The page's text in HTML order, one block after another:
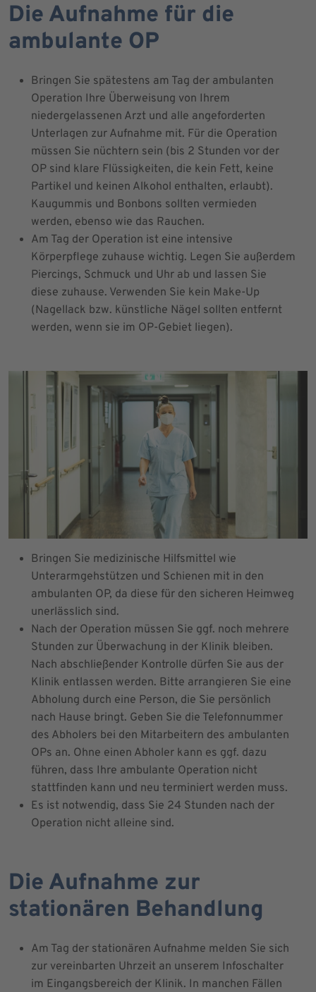
Die Aufnahme für die
ambulante OP
Bringen Sie spätestens am Tag der ambulanten
Operation Ihre Überweisung von Ihrem
niedergelassenen Arzt und alle angeforderten
Unterlagen zur Aufnahme mit. Für die Operation
müssen Sie nüchtern sein (bis 2 Stunden vor der
OP sind klare Flüssigkeiten, die kein Fett, keine
Partikel und keinen Alkohol enthalten, erlaubt).
Kaugummis und Bonbons sollten vermieden
werden, ebenso wie das Rauchen.
Am Tag der Operation ist eine intensive
Körperpflege zuhause wichtig. Legen Sie außerdem
Piercings, Schmuck und Uhr ab und lassen Sie
diese zuhause. Verwenden Sie kein Make-Up
(Nagellack bzw. künstliche Nägel sollten entfernt
werden, wenn sie im OP-Gebiet liegen).
Bringen Sie medizinische Hilfsmittel wie
Unterarmgehstützen und Schienen mit in den
ambulanten OP, da diese für den sicheren Heimweg
unerlässlich sind.
Nach der Operation müssen Sie ggf. noch mehrere
Stunden zur Überwachung in der Klinik bleiben.
Nach abschließender Kontrolle dürfen Sie aus der
Klinik entlassen werden. Bitte arrangieren Sie eine
Abholung durch eine Person, die Sie persönlich
nach Hause bringt. Geben Sie die Telefonnummer
des Abholers bei den Mitarbeitern des ambulanten
OPs an. Ohne einen Abholer kann es ggf. dazu
führen, dass Ihre ambulante Operation nicht
stattfinden kann und neu terminiert werden muss.
Es ist notwendig, dass Sie 24 Stunden nach der
Operation nicht alleine sind.
Die Aufnahme zur
stationären Behandlung
Am Tag der stationären Aufnahme melden Sie sich
zur vereinbarten Uhrzeit an unserem Infoschalter
im Eingangsbereich der Klinik. In manchen Fällen